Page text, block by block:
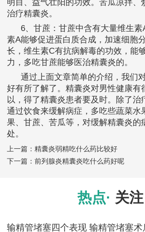
明目、益气壮阳的功效。苦瓜凉拌、
治疗精囊炎。
6、甘蔗：甘蔗中含有大量维生素
素A能够促进蛋白质合成，加速细胞
长，维生素C有抗病解毒的功效，能
力，多吃甘蔗能够医治精囊炎的。
通过上面文章简单的介绍，我们
好有所了解了。精囊炎对男性健康有
以，得了精囊炎患者要及时。除了治
通过饮食来缓解病症，多吃些蔬菜水
果、甘蔗、苦瓜等，对缓解精囊炎的
处。
上一篇： 精囊炎弱精吃什么药比较好
下一篇： 前列腺炎精囊炎吃什么药好呢
热点· 关注
输精管堵塞四个表现 输精管堵塞术